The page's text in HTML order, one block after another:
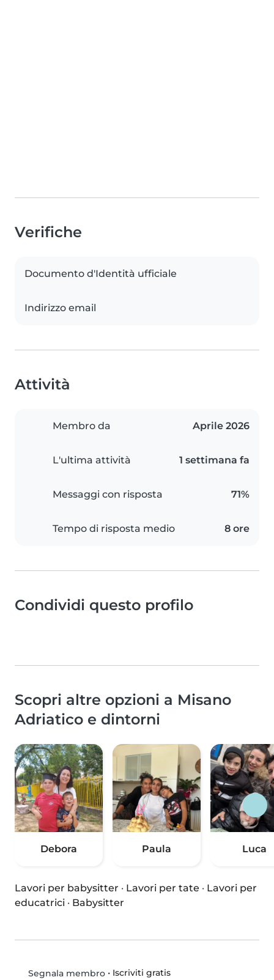
Verifiche
Documento d'Identità ufficiale
Indirizzo email
Attività
Membro da Aprile 2026
L'ultima attività 1 settimana fa
Messaggi con risposta 71%
Tempo di risposta medio 8 ore
Condividi questo profilo
Scopri altre opzioni a Misano
Adriatico e dintorni
Debora Paula Luca
Lavori per babysitter · Lavori per tate · Lavori per
educatrici · Babysitter
Segnala membro• Iscriviti gratis